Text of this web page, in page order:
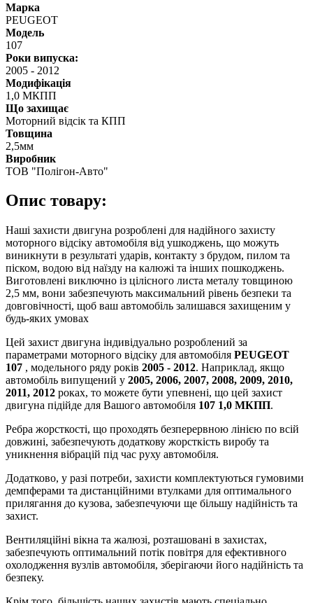
Марка
PEUGEOT
Модель
107
Роки випуска:
2005 - 2012
Модифікація
1,0 МКПП
Що захищає
Моторний відсік та КПП
Товщина
2,5мм
Виробник
ТОВ "Полігон-Авто"
Опис товару:
Наші захисти двигуна розроблені для надійного захисту
моторного відсіку автомобіля від ушкоджень, що можуть
виникнути в результаті ударів, контакту з брудом, пилом та
піском, водою від наїзду на калюжі та інших пошкоджень.
Виготовлені виключно із цілісного листа металу товщиною
2,5 мм, вони забезпечують максимальний рівень безпеки та
довговічності, щоб ваш автомобіль залишався захищеним у
будь-яких умовах
Цей захист двигуна індивідуально розроблений за
параметрами моторного відсіку для автомобіля PEUGEOT
107 , модельного ряду років 2005 - 2012. Наприклад, якщо
автомобіль випущений у 2005, 2006, 2007, 2008, 2009, 2010,
2011, 2012 роках, то можете бути упевнені, що цей захист
двигуна підійде для Вашого автомобіля 107 1,0 МКПП.
Ребра жорсткості, що проходять безперервною лінією по всій
довжині, забезпечують додаткову жорсткість виробу та
уникнення вібрацій під час руху автомобіля.
Додатково, у разі потреби, захисти комплектуються гумовими
демпферами та дистанційними втулками для оптимального
прилягання до кузова, забезпечуючи ще більшу надійність та
захист.
Вентиляційні вікна та жалюзі, розташовані в захистах,
забезпечують оптимальний потік повітря для ефективного
охолодження вузлів автомобіля, зберігаючи його надійність та
безпеку.